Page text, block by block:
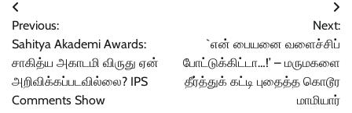
Post
navigation
Previous:
Sahitya Akademi Awards:
சாகித்ய அகாடமி விருது ஏன்
அறிவிக்கப்படவில்லை? IPS
Comments Show
Next:
`என் பையனை வளைச்சிப்
போட்டுக்கிட்டா…!’ – மருமகளை
தீர்த்துக் கட்டி புதைத்த கொடூர
மாமியார்